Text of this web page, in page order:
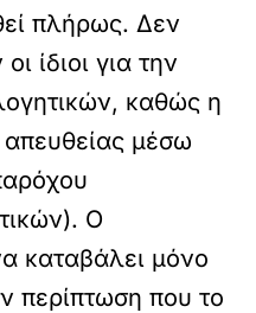
πλήρως. Δεν
ίδιοι για την
καθώς η
απευθείας μέσω
Ο
καταβάλει μόνο
περίπτωση που το